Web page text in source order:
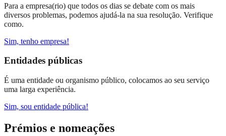
Para a empresa(rio) que todos os dias se debate com os mais
diversos problemas, podemos ajudá-la na sua resolução. Verifique
como.
Sim, tenho empresa!
Entidades públicas
É uma entidade ou organismo público, colocamos ao seu serviço
uma larga experiência.
Sim, sou entidade pública!
Prémios e nomeações